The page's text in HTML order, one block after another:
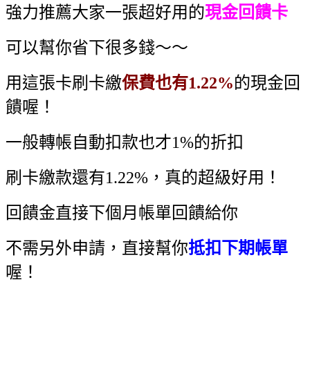
強力推薦大家一張超好用的現金回饋卡
可以幫你省下很多錢～～
用這張卡刷卡繳保費也有1.22%的現金回
饋喔！
一般轉帳自動扣款也才1%的折扣
刷卡繳款還有1.22%，真的超級好用！
回饋金直接下個月帳單回饋給你
不需另外申請，直接幫你抵扣下期帳單
喔！